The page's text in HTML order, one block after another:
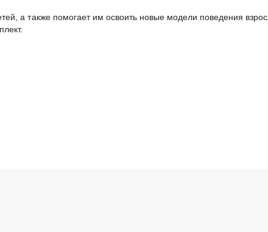
а также помогает им освоить новые модели поведения